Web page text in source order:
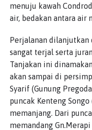
menuju kawah
air, bedakan antara air
Perjalanan dilanjutkan
sangat terjal serta
Tanjakan ini
akan sampai di
Syarif (Gunung
puncak Kenteng
memanjang. Dari
memandang